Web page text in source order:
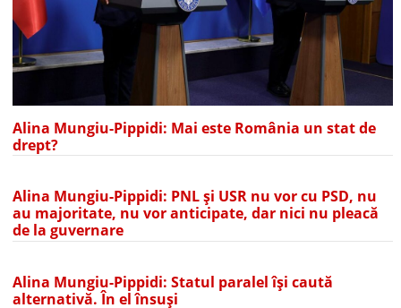
Alina Mungiu-Pippidi: Mai este România un stat de
drept?
Alina Mungiu-Pippidi: PNL și USR nu vor cu PSD, nu
au majoritate, nu vor anticipate, dar nici nu pleacă
de la guvernare
Alina Mungiu-Pippidi: Statul paralel își caută
alternativă. În el însuși